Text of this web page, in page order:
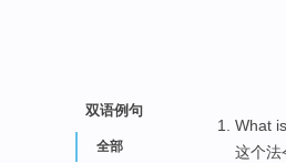
双语例句
全部
What is
这个法